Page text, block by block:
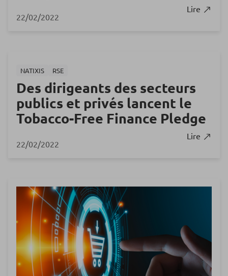
22/02/2022
Lire
NATIXIS RSE
Des dirigeants des secteurs
publics et privés lancent le
Tobacco-Free Finance Pledge
22/02/2022
Lire